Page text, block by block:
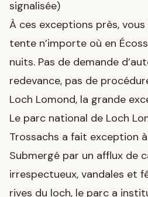
signalisée)
À ces exceptions près,
tente n’importe où en
nuits. Pas de demande
redevance, pas de
Loch Lomond, la grande
Le parc national de Loch
Trossachs a fait exception
Submergé par un afflux de
irrespectueux, vandales et
rives du loch, le parc a